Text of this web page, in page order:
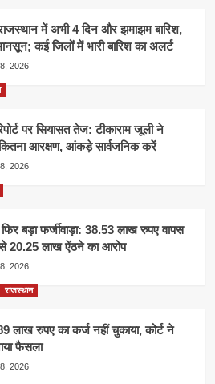
में अभी 4 दिन और झमाझम बारिश,
कई जिलों में भारी बारिश का अलर्ट
2026
पर सियासत तेज: टीकाराम जूली ने
आरक्षण, आंकड़े सार्वजनिक करें
2026
बड़ा फर्जीवाड़ा: 38.53 लाख रुपए वापस
से 20.25 लाख ऐंठने का आरोप
2026
राजस्थान
लाख रुपए का कर्ज नहीं चुकाया, कोर्ट ने
फैसला
2026